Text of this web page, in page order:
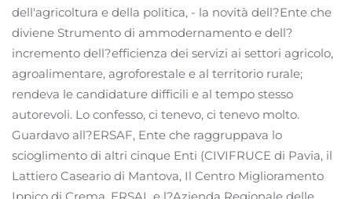
dell'agricoltura e della politica, - la novità dell?Ente che
diviene Strumento di ammodernamento e dell?
incremento dell?efficienza dei servizi ai settori agricolo,
agroalimentare, agroforestale e al territorio rurale;
rendeva le candidature difficili e al tempo stesso
autorevoli. Lo confesso, ci tenevo, ci tenevo molto.
Guardavo all?ERSAF, Ente che raggruppava lo
scioglimento di altri cinque Enti (CIVIFRUCE di Pavia, il
Lattiero Caseario di Mantova, Il Centro Miglioramento